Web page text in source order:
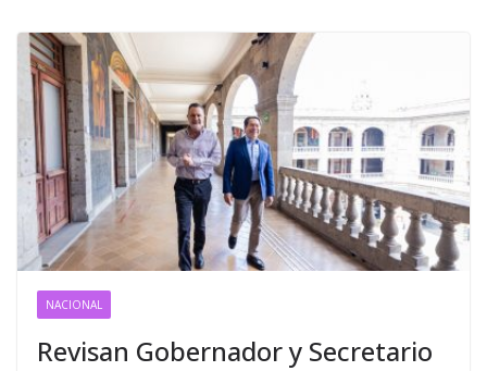
NACIONAL
Revisan Gobernador y Secretario